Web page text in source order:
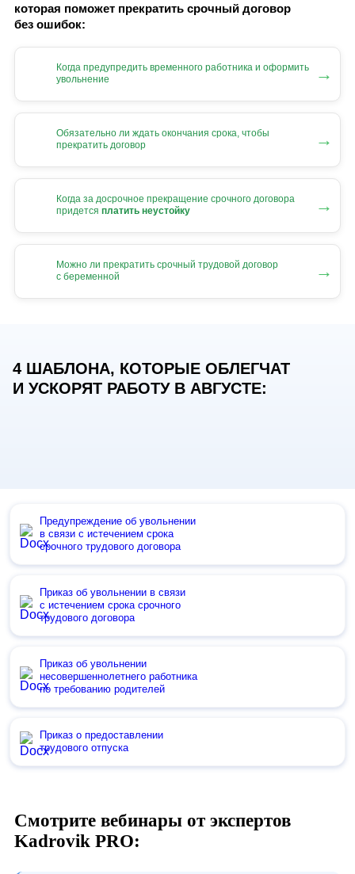
которая поможет прекратить срочный договор
без ошибок:
Когда предупредить временного работника и оформить
увольнение
→
Обязательно ли ждать окончания срока, чтобы
прекратить договор
→
Когда за досрочное прекращение срочного договора
придется платить неустойку →
Можно ли прекратить срочный трудовой договор
с беременной
→
4 ШАБЛОНА, КОТОРЫЕ ОБЛЕГЧАТ
И УСКОРЯТ РАБОТУ В АВГУСТЕ:
Предупреждение об увольнении
в связи с истечением срока
срочного трудового договора
Приказ об увольнении в связи
с истечением срока срочного
трудового договора
Приказ об увольнении
несовершеннолетнего работника
по требованию родителей
Приказ о предоставлении
трудового отпуска
Смотрите вебинары от экспертов
Kadrovik PRO: